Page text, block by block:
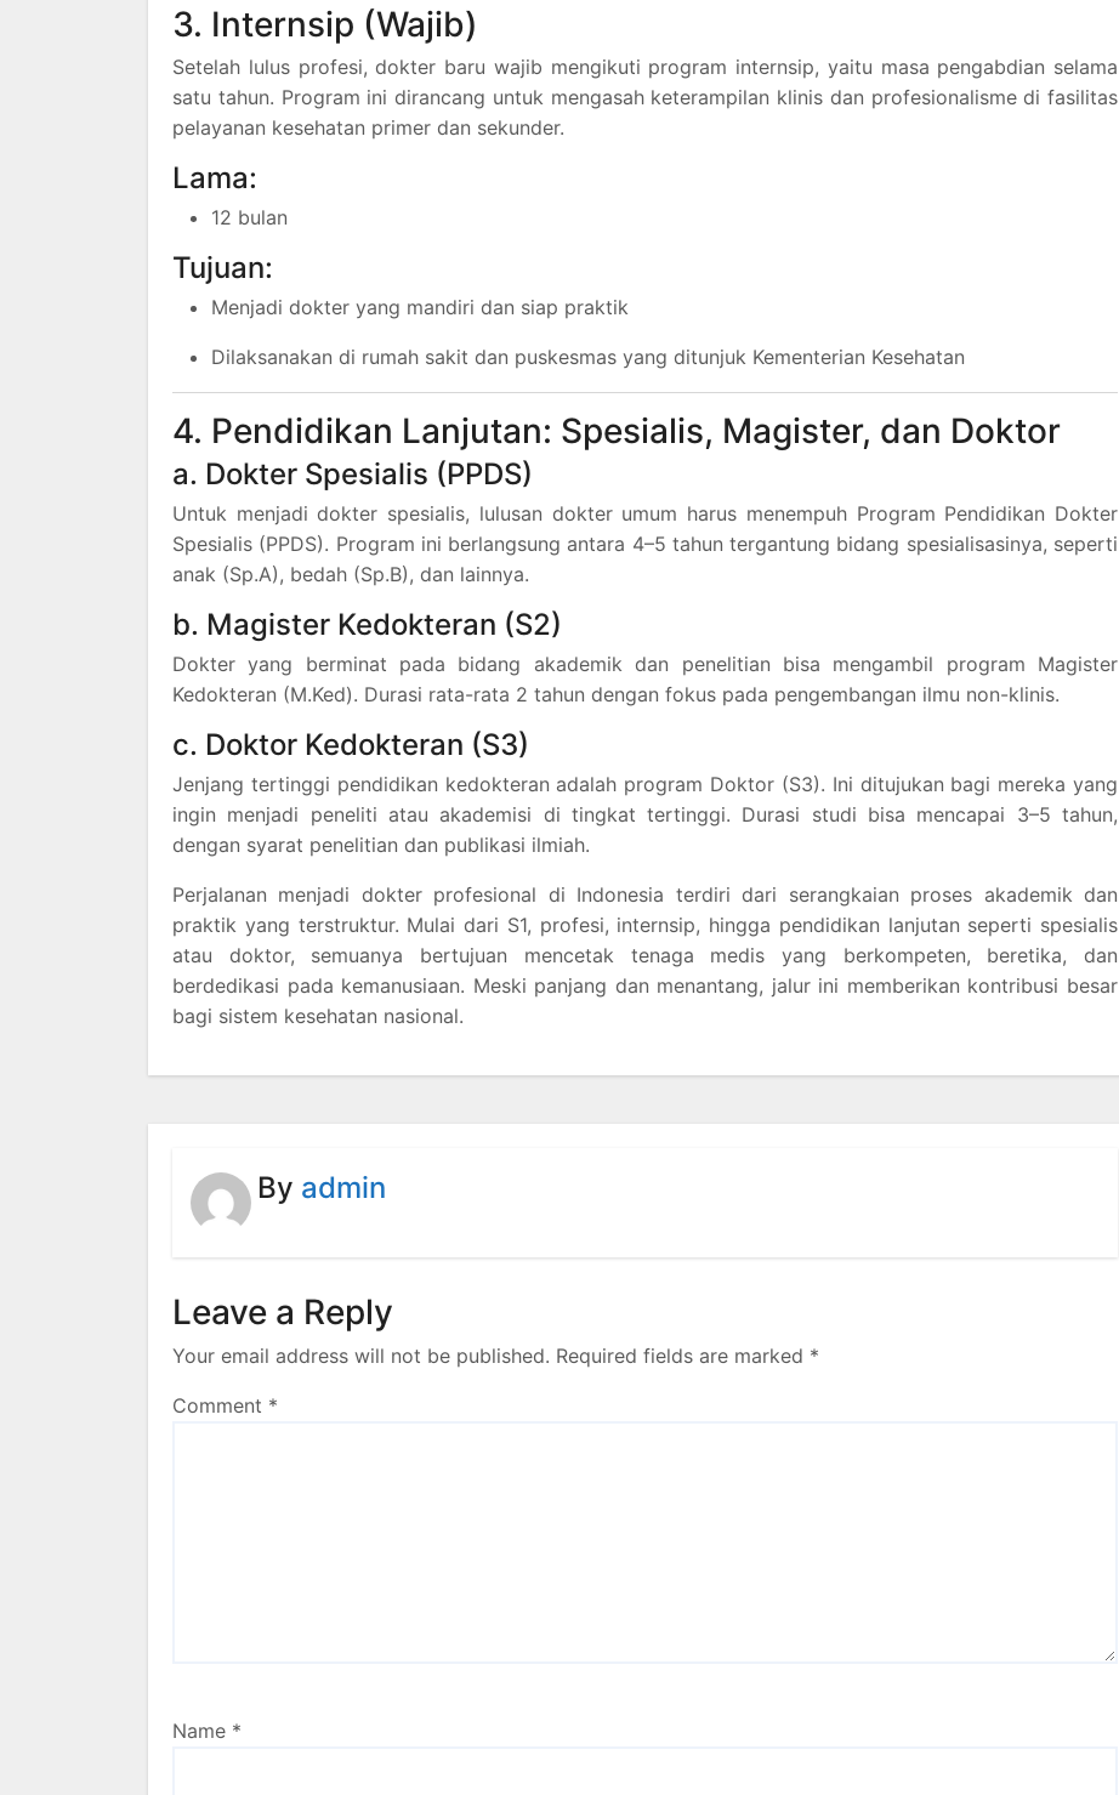
3. Internsip (Wajib)
Setelah lulus profesi, dokter baru wajib mengikuti program internsip, yaitu masa pengabdian selama
satu tahun. Program ini dirancang untuk mengasah keterampilan klinis dan profesionalisme di fasilitas
pelayanan kesehatan primer dan sekunder.
Lama:
12 bulan
Tujuan:
Menjadi dokter yang mandiri dan siap praktik
Dilaksanakan di rumah sakit dan puskesmas yang ditunjuk Kementerian Kesehatan
4. Pendidikan Lanjutan: Spesialis, Magister, dan Doktor
a. Dokter Spesialis (PPDS)
Untuk menjadi dokter spesialis, lulusan dokter umum harus menempuh Program Pendidikan Dokter
Spesialis (PPDS). Program ini berlangsung antara 4–5 tahun tergantung bidang spesialisasinya, seperti
anak (Sp.A), bedah (Sp.B), dan lainnya.
b. Magister Kedokteran (S2)
Dokter yang berminat pada bidang akademik dan penelitian bisa mengambil program Magister
Kedokteran (M.Ked). Durasi rata-rata 2 tahun dengan fokus pada pengembangan ilmu non-klinis.
c. Doktor Kedokteran (S3)
Jenjang tertinggi pendidikan kedokteran adalah program Doktor (S3). Ini ditujukan bagi mereka yang
ingin menjadi peneliti atau akademisi di tingkat tertinggi. Durasi studi bisa mencapai 3–5 tahun,
dengan syarat penelitian dan publikasi ilmiah.
Perjalanan menjadi dokter profesional di Indonesia terdiri dari serangkaian proses akademik dan
praktik yang terstruktur. Mulai dari S1, profesi, internsip, hingga pendidikan lanjutan seperti spesialis
atau doktor, semuanya bertujuan mencetak tenaga medis yang berkompeten, beretika, dan
berdedikasi pada kemanusiaan. Meski panjang dan menantang, jalur ini memberikan kontribusi besar
bagi sistem kesehatan nasional.
By admin
Leave a Reply
Your email address will not be published. Required fields are marked *
Comment *
Name *